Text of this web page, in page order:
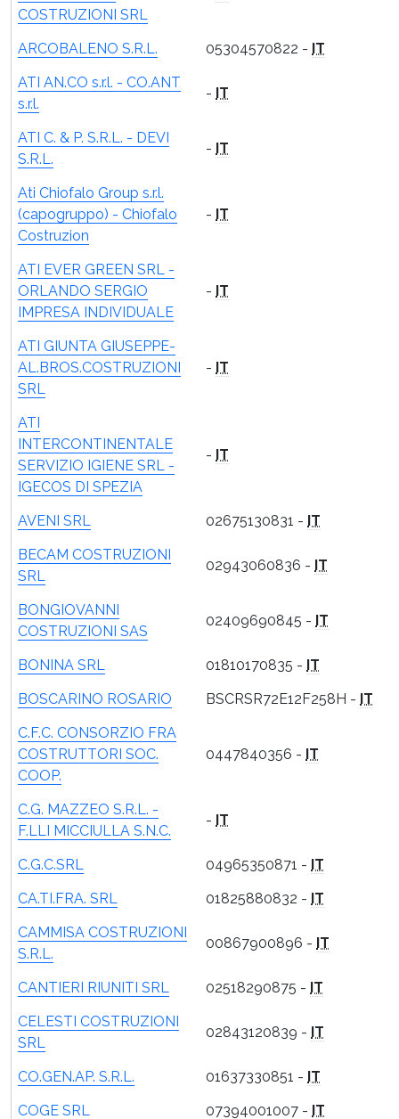
COSTRUZIONI SRL
ARCOBALENO S.R.L. 05304570822 - IT
ATI AN.CO s.r.l. - CO.ANT
s.r.l.
- IT
ATI C. & P. S.R.L. - DEVI
S.R.L.
- IT
Ati Chiofalo Group s.r.l.
(capogruppo) - Chiofalo
Costruzion
- IT
ATI EVER GREEN SRL -
ORLANDO SERGIO
IMPRESA INDIVIDUALE
- IT
ATI GIUNTA GIUSEPPE-
AL.BROS.COSTRUZIONI
SRL
- IT
ATI
INTERCONTINENTALE
SERVIZIO IGIENE SRL -
IGECOS DI SPEZIA
- IT
AVENI SRL 02675130831 - IT
BECAM COSTRUZIONI
SRL
02943060836 - IT
BONGIOVANNI
COSTRUZIONI SAS
02409690845 - IT
BONINA SRL 01810170835 - IT
BOSCARINO ROSARIO
BSCRSR72E12F258H - IT
C.F.C. CONSORZIO FRA
COSTRUTTORI SOC.
COOP.
0447840356 - IT
C.G. MAZZEO S.R.L. -
F.LLI MICCIULLA S.N.C.
- IT
C.G.C.SRL 04965350871 - IT
CA.TI.FRA. SRL
01825880832 - IT
CAMMISA COSTRUZIONI
S.R.L.
00867900896 - IT
CANTIERI RIUNITI SRL 02518290875 - IT
CELESTI COSTRUZIONI
SRL
02843120839 - IT
CO.GEN.AP. S.R.L. 01637330851 - IT
COGE SRL
07394001007 - IT